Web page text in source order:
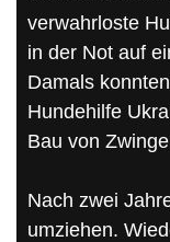
verwahrloste
in der Not auf
Damals
Hundehilfe
Bau von
Nach zwei
umziehen.